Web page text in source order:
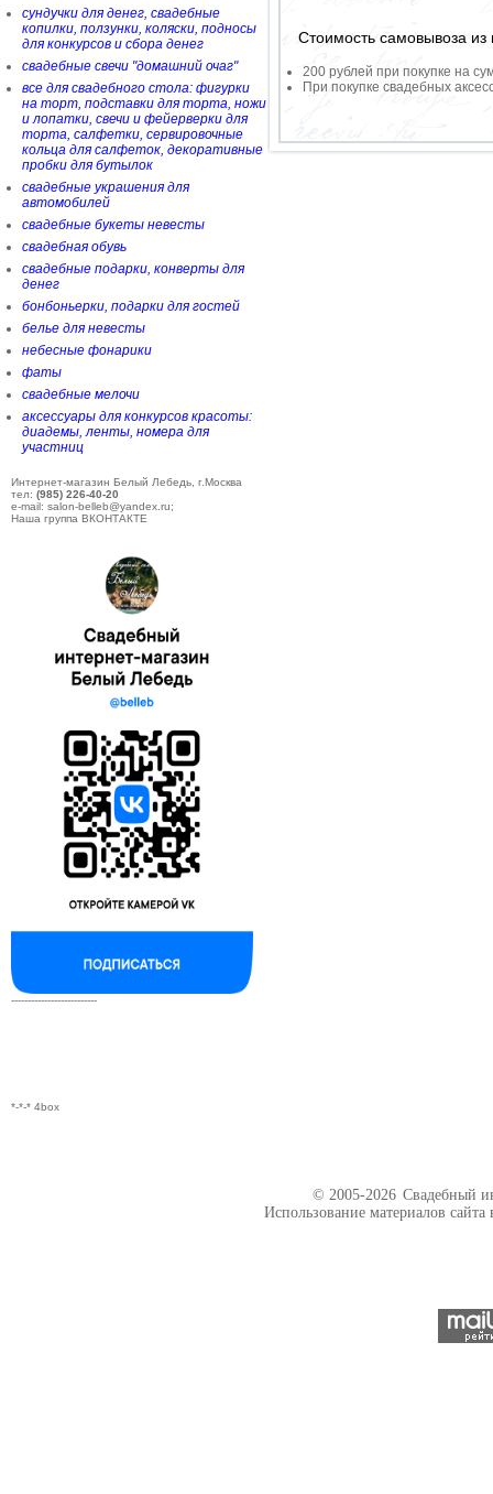
сундучки для денег, свадебные
копилки, ползунки, коляски, подносы
для конкурсов и сбора денег
свадебные свечи "домашний очаг"
все для свадебного стола: фигурки
на торт, подставки для торта, ножи
и лопатки, свечи и фейерверки для
торта, салфетки, сервировочные
кольца для салфеток, декоративные
пробки для бутылок
свадебные украшения для
автомобилей
свадебные букеты невесты
свадебная обувь
свадебные подарки, конверты для
денег
бонбоньерки, подарки для гостей
белье для невесты
небесные фонарики
фаты
свадебные мелочи
аксессуары для конкурсов красоты:
диадемы, ленты, номера для
участниц
Интернет-магазин Белый Лебедь, г.Москва
тел: (985) 226-40-20
e-mail: salon-belleb@yandex.ru;
Наша группа ВКОНТАКТЕ
--------------------------
*-*-* 4box
Стоимость самовывоза из
200 рублей при покупке на
При покупке свадебных
© 2005-2026 Свадебный
Использование материалов